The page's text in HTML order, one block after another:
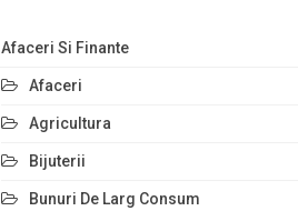
Afaceri Si Finante
Afaceri
Agricultura
Bijuterii
Bunuri De Larg Consum